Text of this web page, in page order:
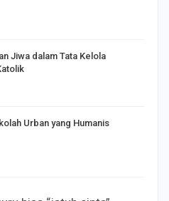
Jiwa dalam Tata Kelola
Urban yang Humanis